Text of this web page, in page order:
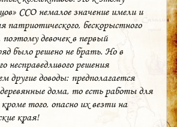
ССО немалое значение имели и
патриотического, бескорыстного
девочек в первый
было решено не брать. Но в
несправедливого решения
другие доводы: предполагается
дома, то есть работы для
кроме того, опасно их везти на
края!